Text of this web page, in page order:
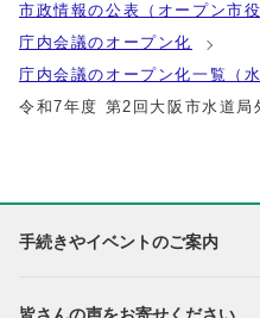
市政情報の公表（オープン市役
庁内会議のオープン化
庁内会議のオープン化一覧（水
令和7年度 第2回大阪市水道局
手続きやイベントのご案内